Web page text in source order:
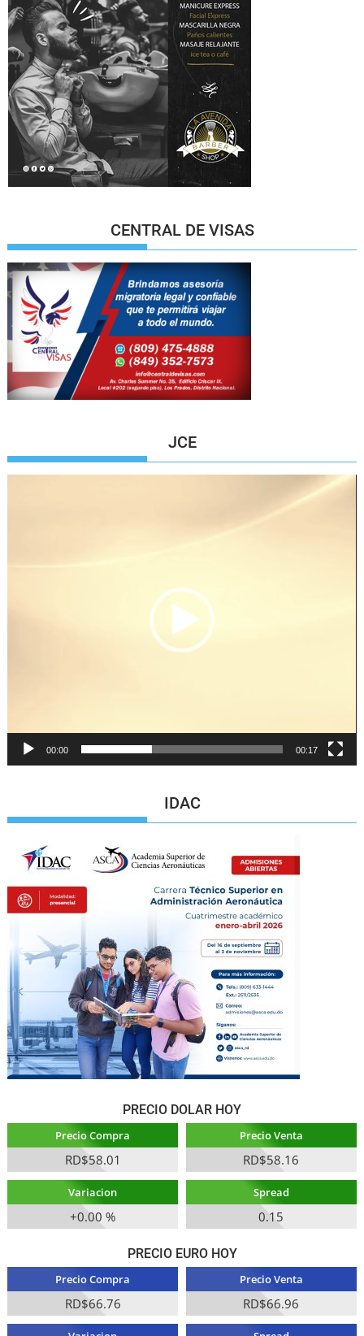
CENTRAL DE VISAS
JCE
00:00 00:17
IDAC
PRECIO DOLAR HOY
Precio Compra
RD$58.01
Precio Venta
RD$58.16
Variacion
+0.00 %
Spread
0.15
PRECIO EURO HOY
Precio Compra
RD$66.76
Precio Venta
RD$66.96